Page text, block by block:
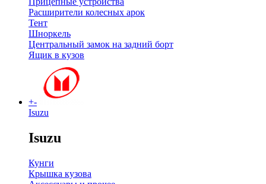
Расширители колесных арок
Тент
Шноркель
Центральный замок на задний борт
Ящик в кузов
+-
Isuzu
Isuzu
Кунги
Крышка кузова